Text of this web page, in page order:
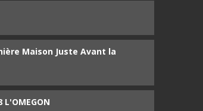
Maison Juste Avant la
L'OMEGON